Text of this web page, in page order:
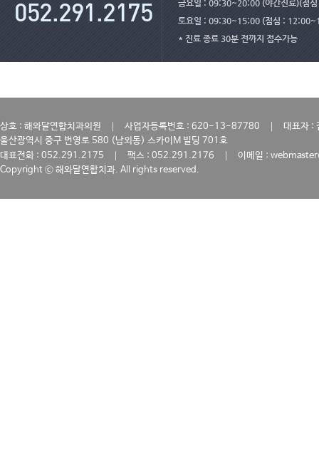
금요일 : 09:30~20:00 (야간진료)(점
토요일 : 09:30~15:00 (점심 :
* 진료 종료 30분 전까지 접수가능
상호 : 해와달연합치과의원 사업자등록번호 : 620-13-87780
대표자 :
울산광역시 중구 번영로 580 (남외동) 스카이M 빌딩 701호
대표전화 : 052.291.2175
팩스 : 052.291.2176
이메일 :
Copyright ⓒ 해와달연합치과. All rights reserved.